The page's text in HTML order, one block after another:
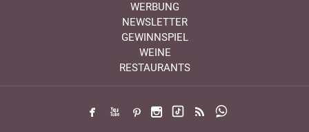
WERBUNG
NEWSLETTER
GEWINNSPIEL
WEINE
RESTAURANTS